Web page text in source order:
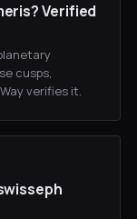
Verified
cusps,
verifies it.